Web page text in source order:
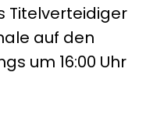
Titelverteidiger
auf den
um 16:00 Uhr